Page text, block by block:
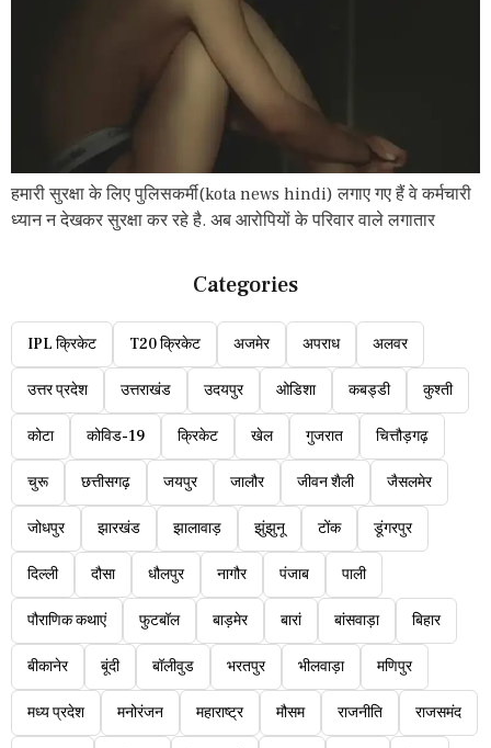
हमारी सुरक्षा के लिए पुलिसकर्मी(kota news hindi) लगाए गए हैं वे कर्मचारी
ध्यान न देखकर सुरक्षा कर रहे है. अब आरोपियों के परिवार वाले लगातार
Categories
IPL क्रिकेट T20 क्रिकेट अजमेर अपराध अलवर
उत्तर प्रदेश उत्तराखंड उदयपुर ओडिशा कबड्डी कुश्ती
कोटा कोविड-19 क्रिकेट खेल गुजरात चित्तौड़गढ़
चुरू छत्तीसगढ़ जयपुर जालौर जीवन शैली जैसलमेर
जोधपुर झारखंड झालावाड़ झुंझुनू टोंक डूंगरपुर
दिल्ली दौसा धौलपुर नागौर पंजाब पाली
पौराणिक कथाएं फुटबॉल बाड़मेर बारां बांसवाड़ा बिहार
बीकानेर बूंदी बॉलीवुड भरतपुर भीलवाड़ा मणिपुर
मध्य प्रदेश मनोरंजन महाराष्ट्र मौसम राजनीति राजसमंद